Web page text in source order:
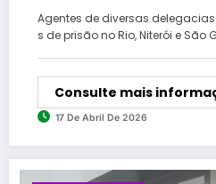
Agentes de diversas
s de prisão no Rio, Niterói e São
Consulte mais
17 De Abril De 2026